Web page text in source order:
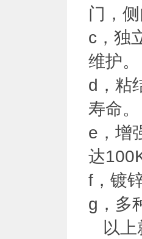
门，
c，独
维护。
d，粘
寿命。
e，增
达
f，镀
g，多
以上